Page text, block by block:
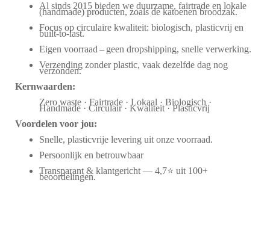
Al sinds 2015 bieden we duurzame, fairtrade en lokale
(handmade) producten, zoals de katoenen broodzak.
Focus op circulaire kwaliteit: biologisch, plasticvrij en
built-to-last.
Eigen voorraad – geen dropshipping, snelle verwerking.
Verzending zonder plastic, vaak dezelfde dag nog
verzonden.
Kernwaarden:
Zero waste · Fairtrade · Lokaal · Biologisch ·
Handmade · Circulair · Kwaliteit · Plasticvrij
Voordelen voor jou:
Snelle, plasticvrije levering uit onze voorraad.
Persoonlijk en betrouwbaar
Transparant & klantgericht — 4,7⭐ uit 100+
beoordelingen.